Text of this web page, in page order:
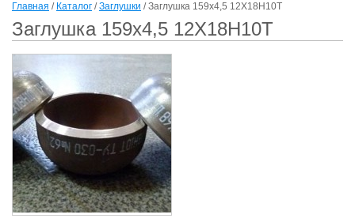
Главная / Каталог /Заглушки / Заглушка 159х4,5 12Х18Н10Т
Заглушка 159х4,5 12Х18Н10Т